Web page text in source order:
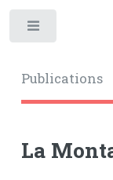
Publications
La